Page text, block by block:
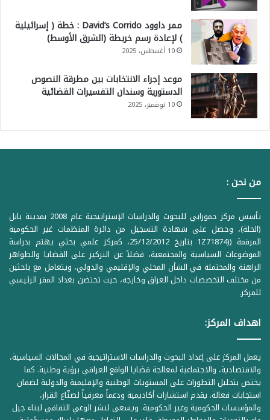
ممر داوود David’s Corrido : خطة ( إسرائيلية
) لإعادة رسم خريطة (الشرق الأوسط)
10 أغسطس، 2025
موعد إجراء الانتخابات بين مطرقة النصوص
الدستورية وسندان التفسيرات القضائية
10 نوفمبر، 2025
من نحن :
تأسس مركز حمورابي للبحوث والدراسات الإستراتيجية عام 2008 بمدينة بابل
(الحلة)، وحصل على شهادة التسجيل من دائرة المنظمات غير الحكومية
المرقمة ((1Z71874 بتاريخ 25/12/2012، كمركز علمي بحثي يهتم بدراسة
الموضوعات السياسية والمجتمعية، فضلاً عن التركيز على القضايا والظواهر
الراهنة والمحتملة في الشأن المحلي والإقليمي والدولي، ويتعامل مع باحثين
من مختلف التخصصات داخل العراق وخارجه، حيث تحتضن بغداد المقر الرئيسي
للمركز.
اهداف المركز:
يعمل المركز على إعداد البحوث والدراسات الاستراتيجية في المجالات السياسية،
والاقتصادية، والاجتماعية لمعالجة قضايا الواقع العراقي برؤية وطنية. كما
يختص بتحليل التطورات على المستويات الوطنية والإقليمية والدولية لضمان
استجابات فعالة. يقدم استشارات أكاديمية ودعماً معرفياً لصنّاع القرار،
والمؤسسات الحكومية وغير الحكومية. ويسعى لنشر الوعي الثقافي لبناء جيل